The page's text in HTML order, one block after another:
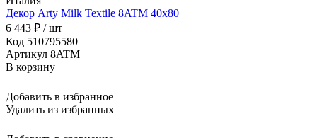
Декор Arty Milk Textile 8ATM 40x80
6 443 ₽ / шт
Код 510795580
Артикул 8ATM
В корзину
Добавить в избранное
Удалить из избранных